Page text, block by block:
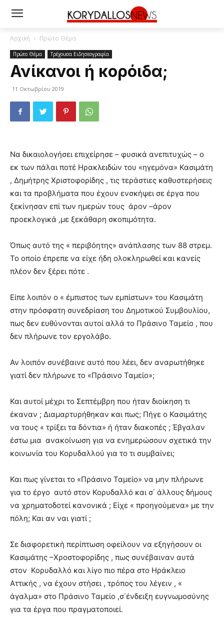
Αρχική Πρώτο Θέμα
Πρώτο Θέμα Τρέχουσα Ειδησεογραφία
Ανίκανοι ή κορόιδα;
11 Οκτωβρίου 2019
Να δικαιολογήσει επιχείρησε – φυσικά ανεπιτυχώς – ο
εκ των πάλαι ποτέ Ηρακλειδών του «ηγεμόνα» Κασιμάτη
, Δημήτρης Χριστοφορίδης , τις τεράστιες καθυστερήσεις
και τα προβλήματα που έχουν ενσκήψει σε έργα που
ξεκίνησαν επί των ημερών τους άρον –άρον
προεκλογικά ,με ξεκάθαρη σκοπιμότητα.
Όπως αυτό της « περιβόητης» ανάπλασης των 88 στρεμ.
Το οποίο έπρεπε να είχε ήδη ολοκληρωθεί και κανείς
πλέον δεν ξέρει πότε .
Είπε λοιπόν ο « έμπιστος των εμπίστων» του Κασιμάτη
στην πρόσφατη συνεδρίαση του Δημοτικού Συμβουλίου,
πως δεν ευθύνονται αυτοί αλλά το Πράσινο Ταμείο , που
δεν πλήρωνε τον εργολάβο.
Αν λοιπόν συνέβαινε αυτό που λέει, δεν αναρωτήθηκε
γιατί δεν πλήρωνε το «Πράσινο Ταμείο»;
Και αυτοί μέχρι το Σεπτέμβρη που ήταν διοίκηση τι
έκαναν ; Διαμαρτυρήθηκαν και πως; Πήγε ο Κασιμάτης
να τους « τρίξει τα δόντια» ή ήταν διακοπές ; Έβγαλαν
έστω μια ανακοίνωση για να ενημερώσουν σχετικά την
κοινωνία του Κορυδαλλού για το τι συμβαίνει;
Και πως γίνεται το «Πράσινο Ταμείο» να μην πλήρωνε
για το έργο αυτό στον Κορυδαλλό και σ΄ άλλους δήμους
να χρηματοδοτεί κανονικά ; Είχε « προηγούμενα» με την
πόλη; Και αν ναι γιατί ;
Σε διαφορετική περίπτωση οφείλουν να εξηγήσουν οι
Κασιμάτης –Χροστοφορίδης , πως συνέβαιναν αυτά
στον Κορυδαλλό και λίγο πιο πέρα στο Ηράκλειο
Αττικής , να έχουν στήσει , τρόπος του λέγειν , «
άγαλμα» στο Πράσινο Ταμείο ,σ΄ένδειξη ευγνωμοσύνης
για τα έργα που πραγματοποιεί.